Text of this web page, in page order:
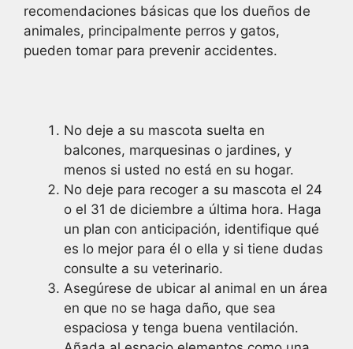
recomendaciones básicas que los dueños de
animales, principalmente perros y gatos,
pueden tomar para prevenir accidentes.
No deje a su mascota suelta en
balcones, marquesinas o jardines, y
menos si usted no está en su hogar.
No deje para recoger a su mascota el 24
o el 31 de diciembre a última hora. Haga
un plan con anticipación, identifique qué
es lo mejor para él o ella y si tiene dudas
consulte a su veterinario.
Asegúrese de ubicar al animal en un área
en que no se haga daño, que sea
espaciosa y tenga buena ventilación.